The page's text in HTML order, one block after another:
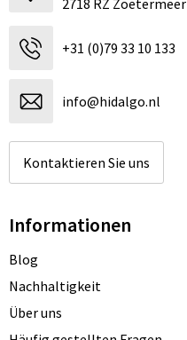
2718 RZ Zoetermeer
+31 (0)79 33 10 133
info@hidalgo.nl
Kontaktieren Sie uns
Informationen
Blog
Nachhaltigkeit
Über uns